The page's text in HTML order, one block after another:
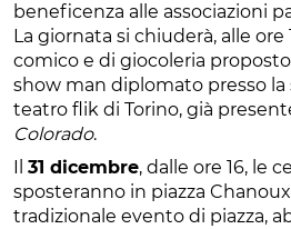
beneficenza alle associazioni
La giornata si chiuderà, alle
comico e di giocoleria
show man diplomato presso la
teatro flik di Torino, già
Colorado.
31 dicembre, dalle ore 16, le
sposteranno in piazza
tradizionale evento di piazza,